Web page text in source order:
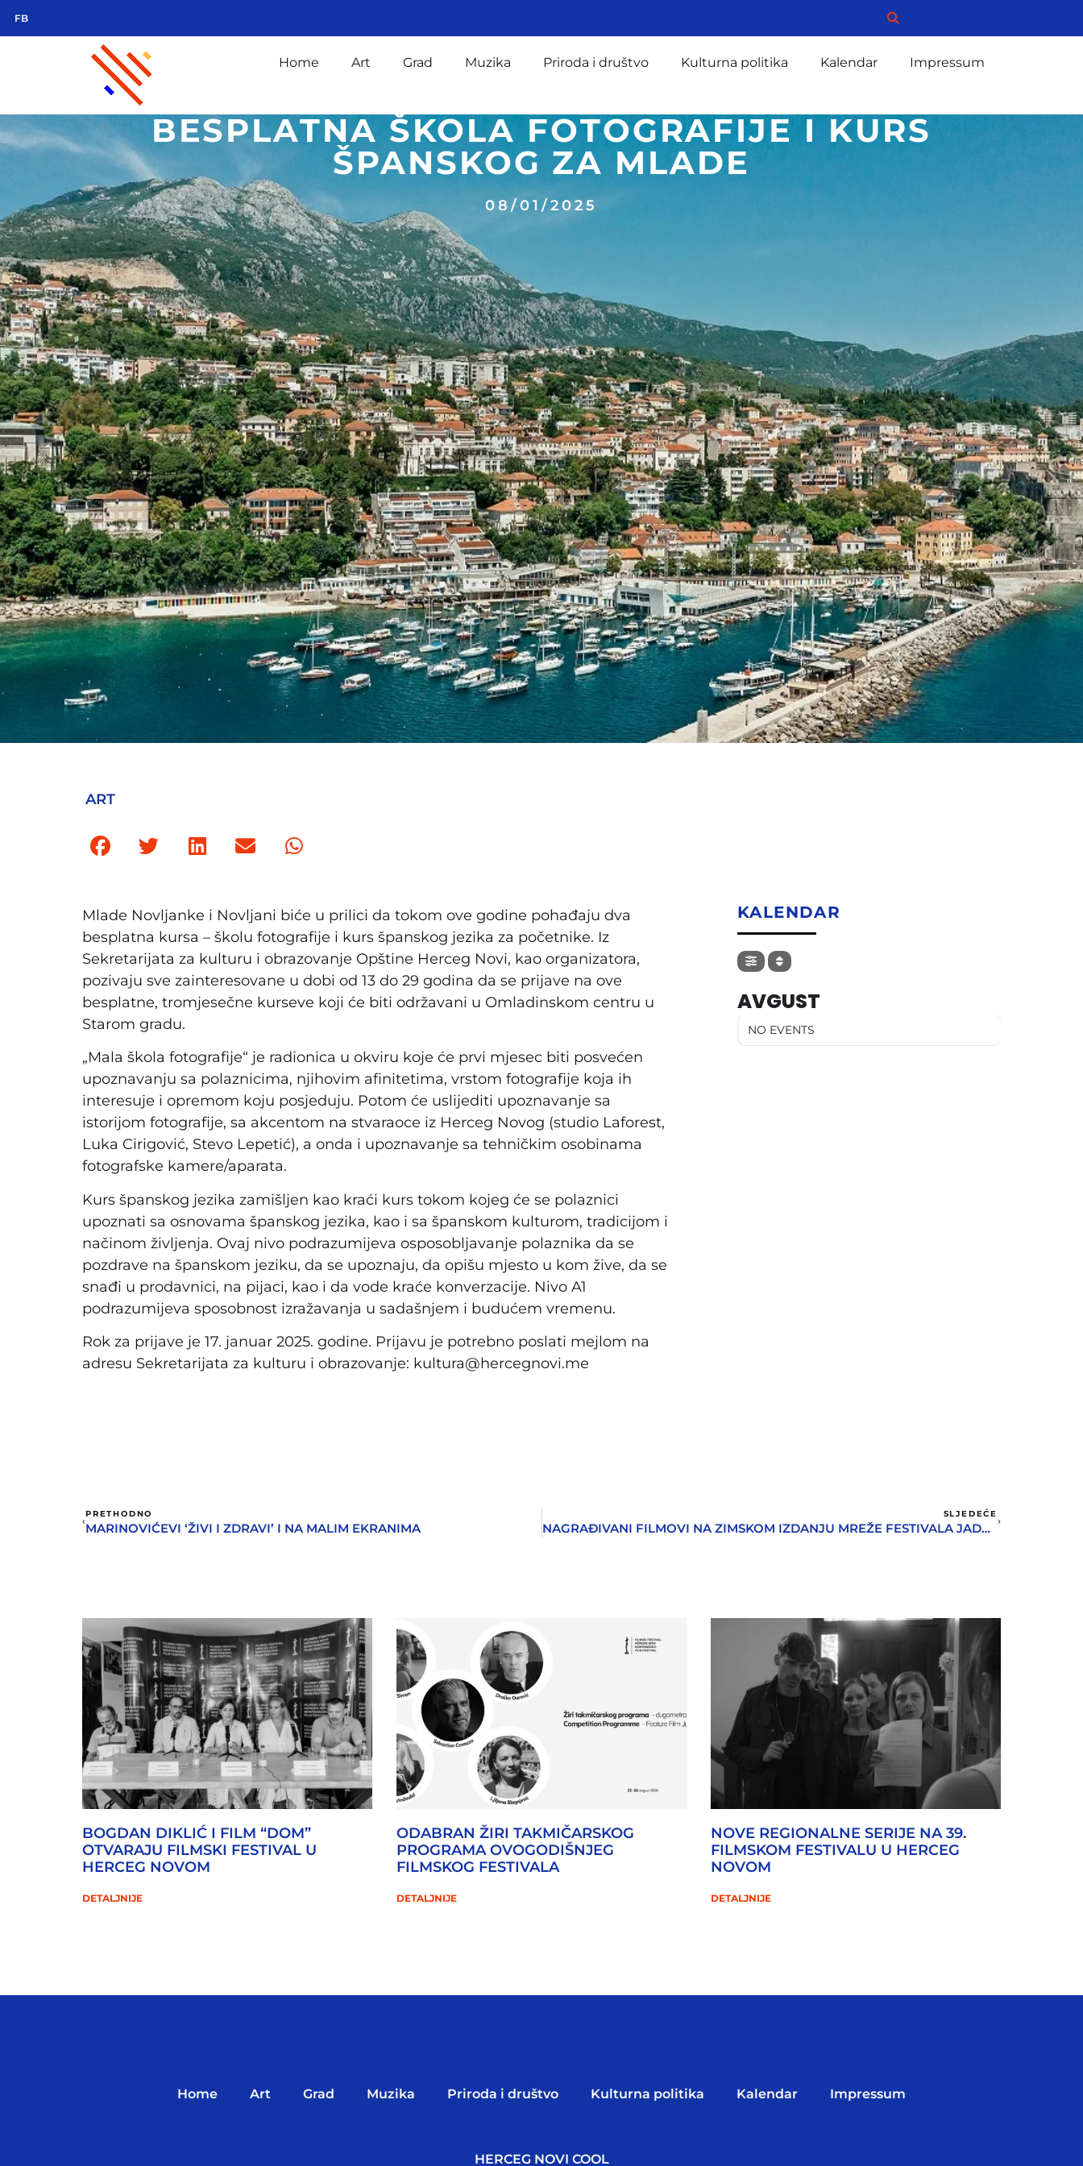
FB
Home Art Grad Muzika Priroda i društvo Kulturna politika Kalendar Impressum
BESPLATNA ŠKOLA FOTOGRAFIJE I KURS
ŠPANSKOG ZA MLADE
08/01/2025
ART
Mlade Novljanke i Novljani biće u prilici da tokom ove godine pohađaju dva
besplatna kursa – školu fotografije i kurs španskog jezika za početnike. Iz
Sekretarijata za kulturu i obrazovanje Opštine Herceg Novi, kao organizatora,
pozivaju sve zainteresovane u dobi od 13 do 29 godina da se prijave na ove
besplatne, tromjesečne kurseve koji će biti održavani u Omladinskom centru u
Starom gradu.
„Mala škola fotografije“ je radionica u okviru koje će prvi mjesec biti posvećen
upoznavanju sa polaznicima, njihovim afinitetima, vrstom fotografije koja ih
interesuje i opremom koju posjeduju. Potom će uslijediti upoznavanje sa
istorijom fotografije, sa akcentom na stvaraoce iz Herceg Novog (studio Laforest,
Luka Cirigović, Stevo Lepetić), a onda i upoznavanje sa tehničkim osobinama
fotografske kamere/aparata.
Kurs španskog jezika zamišljen kao kraći kurs tokom kojeg će se polaznici
upoznati sa osnovama španskog jezika, kao i sa španskom kulturom, tradicijom i
načinom življenja. Ovaj nivo podrazumijeva osposobljavanje polaznika da se
pozdrave na španskom jeziku, da se upoznaju, da opišu mjesto u kom žive, da se
snađi u prodavnici, na pijaci, kao i da vode kraće konverzacije. Nivo A1
podrazumijeva sposobnost izražavanja u sadašnjem i budućem vremenu.
Rok za prijave je 17. januar 2025. godine. Prijavu je potrebno poslati mejlom na
adresu Sekretarijata za kulturu i obrazovanje: kultura@hercegnovi.me
KALENDAR
AVGUST
NO EVENTS
PRETHODNO
MARINOVIĆEVI ‘ŽIVI I ZDRAVI’ I NA MALIM EKRANIMA
SLJEDEĆE
NAGRAĐIVANI FILMOVI NA ZIMSKOM IZDANJU MREŽE FESTIVALA JADRANSKE REGIJE
BOGDAN DIKLIĆ I FILM “DOM”
OTVARAJU FILMSKI FESTIVAL U
HERCEG NOVOM
DETALJNIJE
ODABRAN ŽIRI TAKMIČARSKOG
PROGRAMA OVOGODIŠNJEG
FILMSKOG FESTIVALA
DETALJNIJE
NOVE REGIONALNE SERIJE NA 39.
FILMSKOM FESTIVALU U HERCEG
NOVOM
DETALJNIJE
Home Art Grad Muzika Priroda i društvo Kulturna politika Kalendar Impressum
HERCEG NOVI COOL